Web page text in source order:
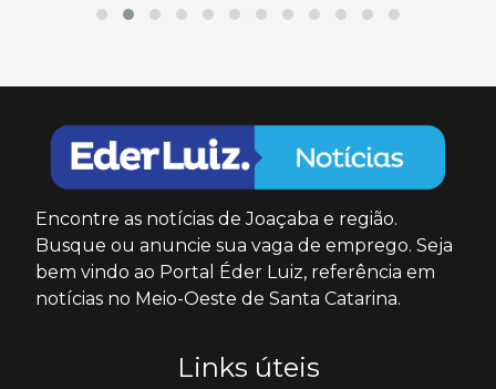
Encontre as notícias de Joaçaba e região.
Busque ou anuncie sua vaga de emprego. Seja
bem vindo ao Portal Éder Luiz, referência em
notícias no Meio-Oeste de Santa Catarina.
Links úteis